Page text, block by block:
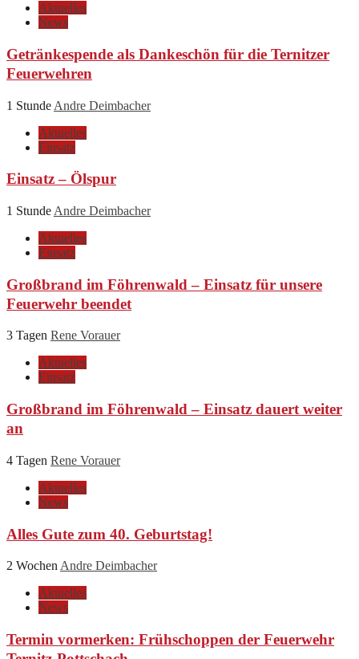
Aktuelles
News
Getränkespende als Dankeschön für die Ternitzer
Feuerwehren
1 Stunde Andre Deimbacher
Aktuelles
Einsatz
Einsatz – Ölspur
1 Stunde Andre Deimbacher
Aktuelles
Einsatz
Großbrand im Föhrenwald – Einsatz für unsere
Feuerwehr beendet
3 Tagen Rene Vorauer
Aktuelles
Einsatz
Großbrand im Föhrenwald – Einsatz dauert weiter
an
4 Tagen Rene Vorauer
Aktuelles
News
Alles Gute zum 40. Geburtstag!
2 Wochen Andre Deimbacher
Aktuelles
News
Termin vormerken: Frühschoppen der Feuerwehr